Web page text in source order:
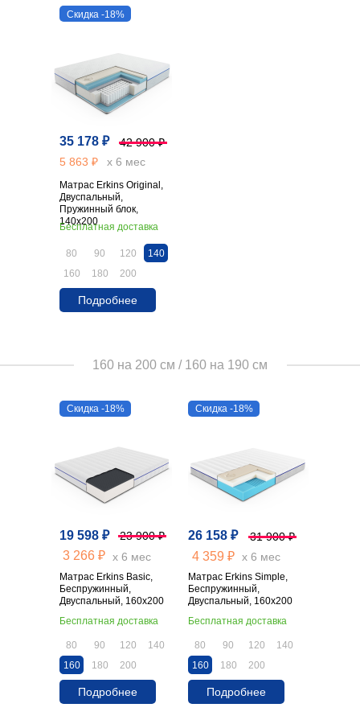
Подробнее
35 178 ₽ 42 900 ₽
Матрас Erkins Original,
Двуспальный,
Пружинный блок,
140х200
Бесплатная доставка
5 863 ₽ х 6 мес
80 90 120
140
160
180 200
Скидка -18%
160 на 200 см / 160 на 190 см
19 598 ₽ 23 900 ₽
Матрас Erkins Basic,
Беспружинный,
Двуспальный, 160х200
Подробнее Подробнее
Бесплатная доставка
3 266 ₽ х 6 мес
80 90 120
140
160
180 200
26 158 ₽ 31 900 ₽
Матрас Erkins Simple,
Беспружинный,
Двуспальный, 160х200
Бесплатная доставка
4 359 ₽ х 6 мес
80 90 120
140
160
180 200
Скидка -18% Скидка -18%